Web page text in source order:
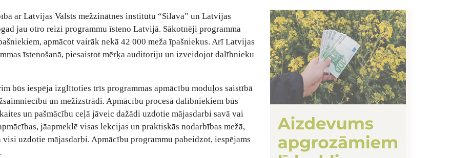
ar Latvijas Valsts mežzinātnes institūtu “Silava” un Latvijas
jau otro reizi programmu īsteno Latvijā. Sākotnēji programma
apmācot vairāk nekā 42 000 meža īpašniekus. Arī Latvijas
īstenošanā, piesaistot mērķa auditoriju un izveidojot dalībnieku
būs iespēja izglītoties trīs programmas apmācību moduļos saistībā
un mežizstrādi. Apmācību procesā dalībniekiem būs
un pašmācību ceļā jāveic dažādi uzdotie mājasdarbi savā vai
jāapmeklē visas lekcijas un praktiskās nodarbības mežā,
uzdotie mājasdarbi. Apmācību programmu pabeidzot, iespējams